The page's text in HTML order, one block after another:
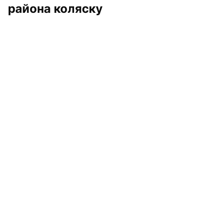
района коляску